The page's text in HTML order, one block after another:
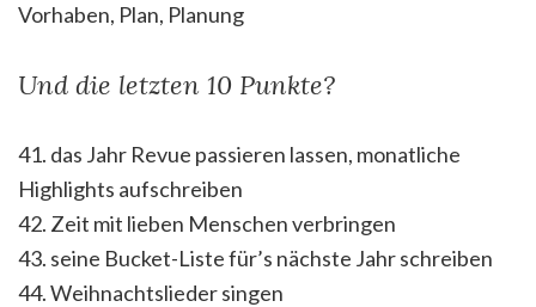
Und die letzten 10 Punkte?
41. das Jahr Revue passieren lassen, monatliche
Highlights aufschreiben
42. Zeit mit lieben Menschen verbringen
43. seine Bucket-Liste für’s nächste Jahr schreiben
44. Weihnachtslieder singen